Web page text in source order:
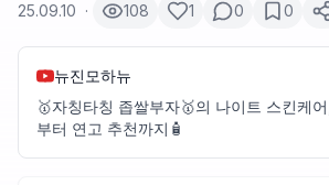
25.09.10 · 108 1 0 0
뉴진모하뉴
🥇자칭타칭 좁쌀부자🥇의 나이트 스킨케
부터 연고 추천까지🧴